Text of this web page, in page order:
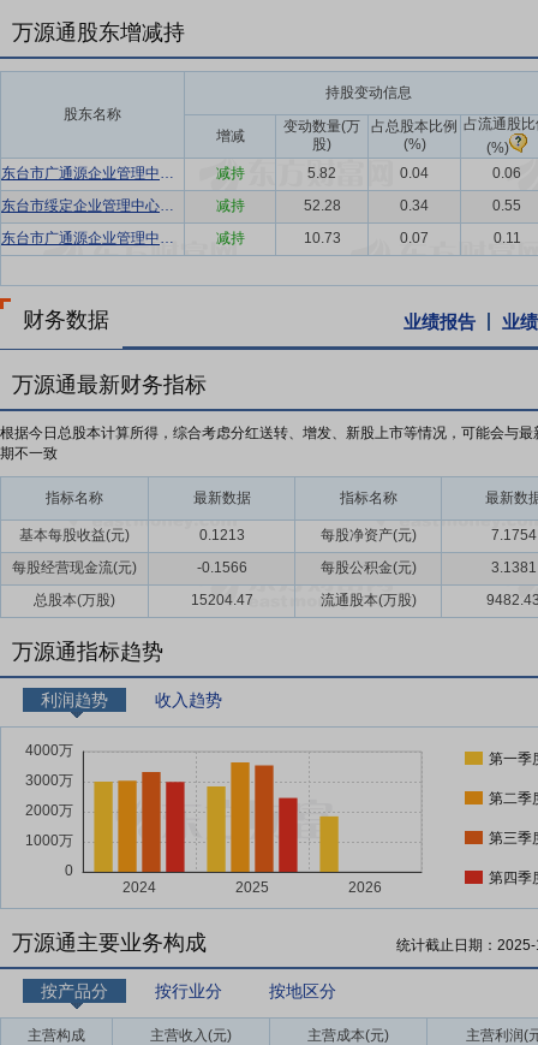
万源通股东增减持
股东名称
持股变动信息
增减
变动数量(万
股)
占总股本比例
(%)
占流通股
(%)
东台市广通源企业管理中心合伙企业(有限合伙)
减持 5.82 0.04
0.06
东台市绥定企业管理中心合伙企业(有限合伙)
减持 52.28 0.34
0.55
东台市广通源企业管理中心合伙企业(有限合伙)
减持 10.73 0.07 0.11
财务数据 业绩报告 业
万源通最新财务指标
根据今日总股本计算所得，综合考虑分红送转、增发、新股上市等情况，可能会与最
期不一致
指标名称 最新数据 指标名称 最新数
基本每股收益(元) 0.1213 每股净资产(元)
7.1754
每股经营现金流(元)
-0.1566 每股公积金(元)
3.1381
总股本(万股)
15204.47 流通股本(万股)
万源通指标趋势
利润趋势 收入趋势
第一季
第二季
第三季
第四季
万源通主要业务构成 统计截止日期：
按产品分 按行业分 按地区分
主营构成 主营收入(元) 主营成本(元) 主营利润(